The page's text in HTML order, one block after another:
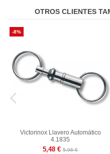
OTROS CLIENTES
-8%
Victorinox Llavero Automático
4.1835
5,48 € 5,96 €